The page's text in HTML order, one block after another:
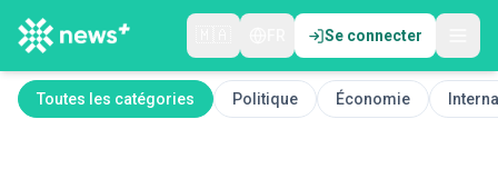
Se connecter
Toutes les catégories Politique Économie